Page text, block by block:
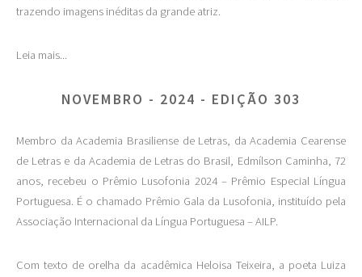
trazendo imagens inéditas da grande atriz.
Leia mais...
NOVEMBRO - 2024 - EDIÇÃO 303
Membro da Academia Brasiliense de Letras, da Academia Cearense
de Letras e da Academia de Letras do Brasil, Edmílson Caminha, 72
anos, recebeu o Prêmio Lusofonia 2024 – Prêmio Especial Língua
Portuguesa. É o chamado Prêmio Gala da Lusofonia, instituído pela
Associação Internacional da Língua Portuguesa – AILP.
Com texto de orelha da acadêmica Heloisa Teixeira, a poeta Luiza